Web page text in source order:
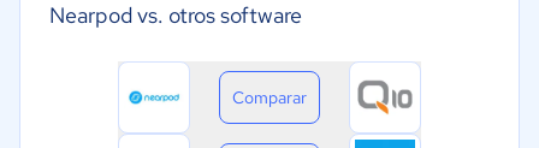
Nearpod vs. otros software
Comparar